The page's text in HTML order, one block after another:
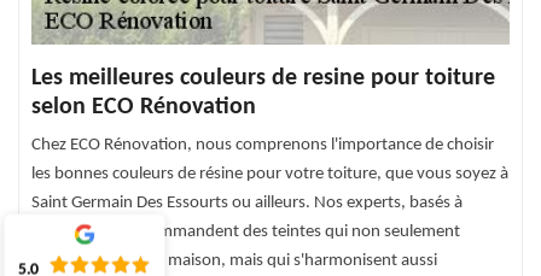
Les meilleures couleurs de resine pour toiture
selon ECO Rénovation
Chez ECO Rénovation, nous comprenons l'importance de choisir
les bonnes couleurs de résine pour votre toiture, que vous soyez à
Saint Germain Des Essourts ou ailleurs. Nos experts, basés à
76750, vous recommandent des teintes qui non seulement
embellissent votre maison, mais qui s'harmonisent aussi
5.0